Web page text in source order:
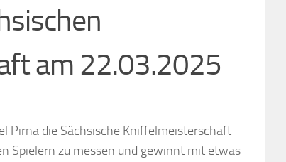
am 22.03.2025
Pirna die Sächsische Kniffelmeisterschaft
Spielern zu messen und gewinnt mit etwas